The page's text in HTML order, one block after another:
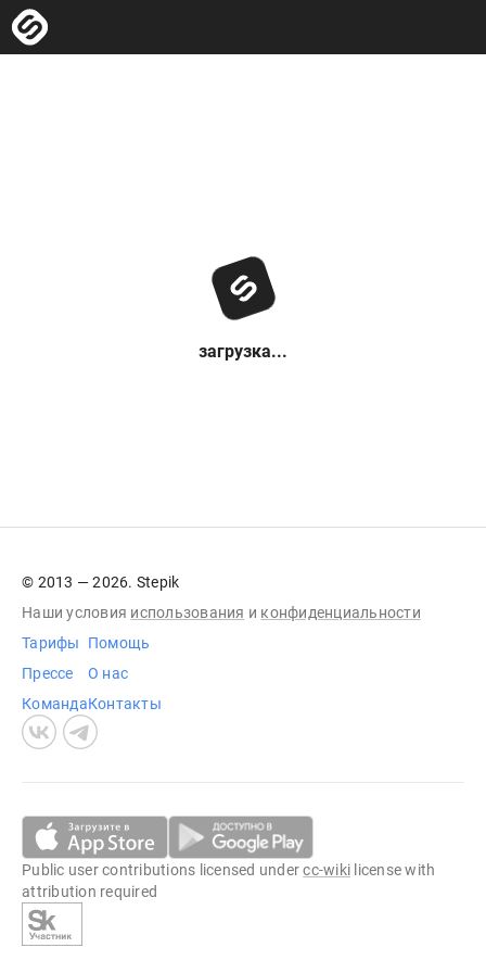
загрузка...
© 2013 — 2026. Stepik
Наши условия использования и конфиденциальности
Тарифы
Прессе
Команда
Помощь
О нас
Контакты
Public user contributions licensed undercc-wiki license with
attribution required